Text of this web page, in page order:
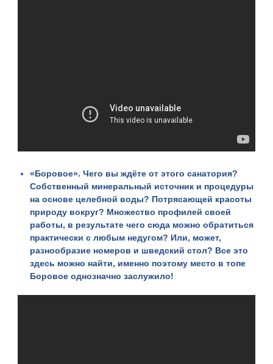
«Боровое». Чего вы ждёте от этого санатория?
Собственный минеральный источник и процедуры
на основе целебной воды? Потрясающей красоты
природу вокруг? Множество профилей своей
работы, в результате чего сюда можно обратиться
практически с любым недугом? Или, может,
разнообразие номеров и шведский стол? Все это
здесь можно найти, именно поэтому место в топе
Боровое однозначно заслужило!